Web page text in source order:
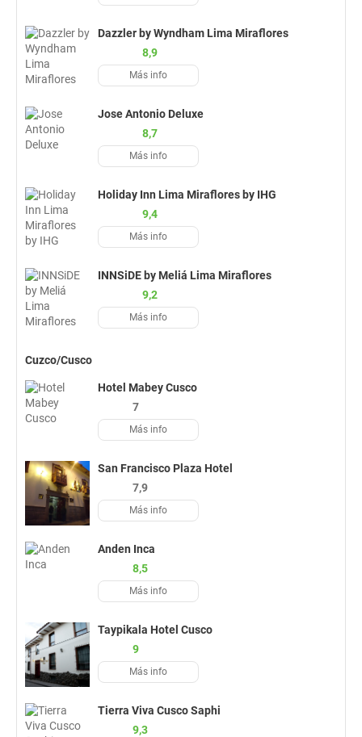
Dazzler by Wyndham Lima Miraflores
8,9
Más info
Jose Antonio Deluxe
8,7
Más info
Holiday Inn Lima Miraflores by IHG
9,4
Más info
INNSiDE by Meliá Lima Miraflores
9,2
Más info
Cuzco/Cusco
Hotel Mabey Cusco
7
Más info
San Francisco Plaza Hotel
7,9
Más info
Anden Inca
8,5
Más info
Taypikala Hotel Cusco
9
Más info
Tierra Viva Cusco Saphi
9,3